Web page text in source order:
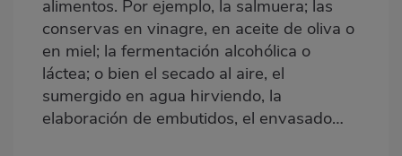
alimentos. Por ejemplo, la salmuera; las
conservas en vinagre, en aceite de oliva o
en miel; la fermentación alcohólica o
láctea; o bien el secado al aire, el
sumergido en agua hirviendo, la
elaboración de embutidos, el envasado…